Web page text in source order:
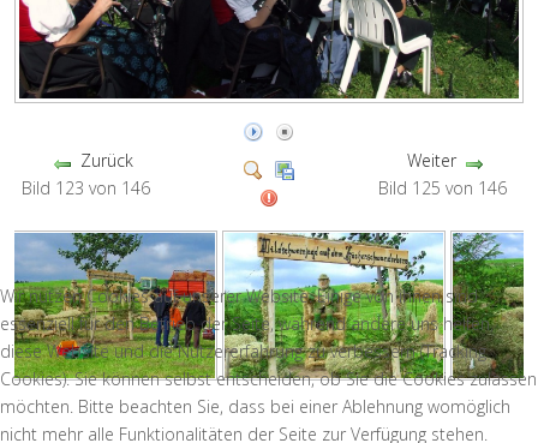
Zurück
Bild 123 von 146
Weiter
Bild 125 von 146
Wir nutzen Cookies auf unserer Website. Einige von ihnen sind
essenziell für den Betrieb der Seite, während andere uns helfen,
diese Website und die Nutzererfahrung zu verbessern (Tracking
Cookies). Sie können selbst entscheiden, ob Sie die Cookies zulassen
möchten. Bitte beachten Sie, dass bei einer Ablehnung womöglich
nicht mehr alle Funktionalitäten der Seite zur Verfügung stehen.